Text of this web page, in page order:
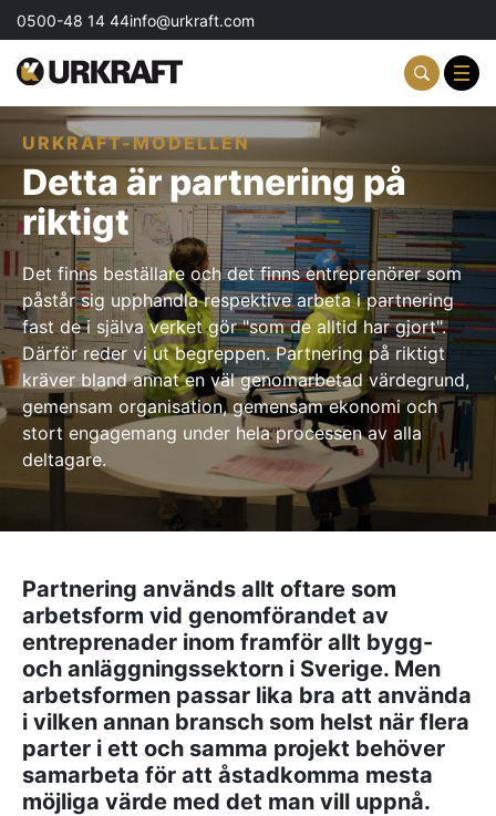
0500-48 14 44info@urkraft.com
Partnering & Samverkan
Team & Ledarskap
Event & Aktiviteter
Profil & Kommunikation
Aktuellt
Kontakta oss
Om oss
AKTUELLT
— Inre hamnen etapp 2 – tillsammans bygger
vi framtidens Norrköping
— Erfarenhetsåterföring skapar mervärde i
strategisk partnering
— Vem leder processerna när projekten blir
allt mer komplexa?
— Partnering i praktiken – Växjös nya simhall
går in i produktion
KONTAKT
Drottninggatan 6
URKRAFT-MODELLEN
Detta är partnering på
riktigt
Det finns beställare och det finns entreprenörer som
påstår sig upphandla respektive arbeta i partnering
fast de i själva verket gör "som de alltid har gjort".
Därför reder vi ut begreppen. Partnering på riktigt
kräver bland annat en väl genomarbetad värdegrund,
gemensam organisation, gemensam ekonomi och
stort engagemang under hela processen av alla
deltagare.
Partnering används allt oftare som
arbetsform vid genomförandet av
entreprenader inom framför allt bygg-
och anläggningssektorn i Sverige. Men
arbetsformen passar lika bra att använda
i vilken annan bransch som helst när flera
parter i ett och samma projekt behöver
samarbeta för att åstadkomma mesta
möjliga värde med det man vill uppnå.